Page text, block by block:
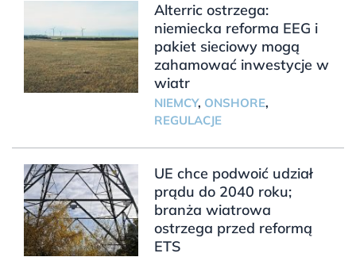
Alterric ostrzega:
niemiecka reforma EEG i
pakiet sieciowy mogą
zahamować inwestycje w
wiatr
NIEMCY, ONSHORE,
REGULACJE
UE chce podwoić udział
prądu do 2040 roku;
branża wiatrowa
ostrzega przed reformą
ETS